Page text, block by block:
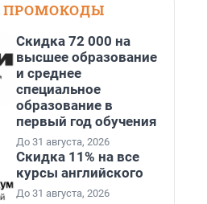
ПРОМОКОДЫ
Скидка 72 000 на
высшее образование
и среднее
специальное
образование в
первый год обучения
До 31 августа, 2026
Скидка 11% на все
курсы английского
До 31 августа, 2026